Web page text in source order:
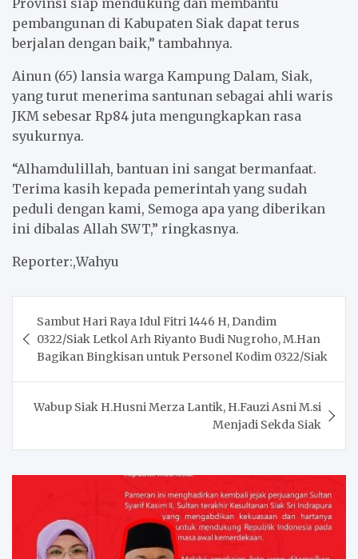
pembangunan di Kabupaten Siak dapat terus
berjalan dengan baik,” tambahnya.
Ainun (65) lansia warga Kampung Dalam, Siak,
yang turut menerima santunan sebagai ahli waris
JKM sebesar Rp84 juta mengungkapkan rasa
syukurnya.
“Alhamdulillah, bantuan ini sangat bermanfaat.
Terima kasih kepada pemerintah yang sudah
peduli dengan kami, Semoga apa yang diberikan
ini dibalas Allah SWT,” ringkasnya.
Reporter:,Wahyu
navigation
Sambut Hari Raya Idul Fitri 1446 H, Dandim
0322/Siak Letkol Arh Riyanto Budi Nugroho, M.Han
Bagikan Bingkisan untuk Personel Kodim 0322/Siak
Wabup Siak H.Husni Merza Lantik, H.Fauzi Asni M.si
Menjadi Sekda Siak